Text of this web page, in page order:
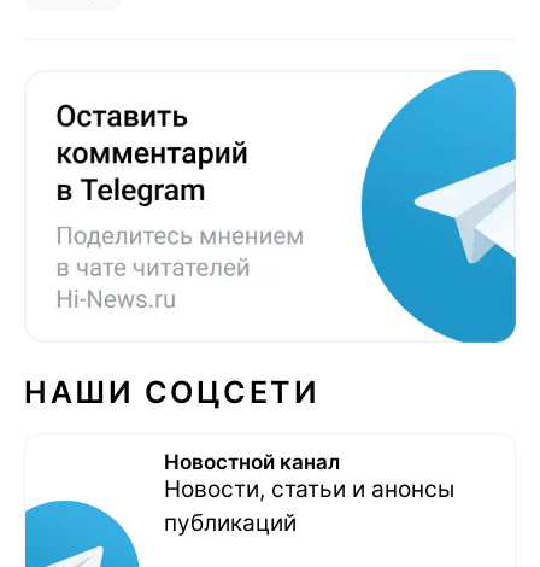
НАШИ СОЦСЕТИ
Новостной канал
Новости, статьи и анонсы
публикаций